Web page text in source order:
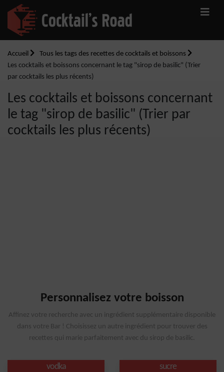
Accueil
Tous les tags des recettes de cocktails et boissons
Les cocktails et boissons concernant le tag "sirop de basilic" (Trier
par cocktails les plus récents)
Les cocktails et boissons concernant
le tag "sirop de basilic" (Trier par
cocktails les plus récents)
Personnalisez votre boisson
Affinez votre recherche avec un ingrédient supplémentaire disponible
dans votre Bar ! Choisissez un autre ingrédient pour trouver des
recettes qui marie parfaitement avec du sirop de basilic.
vodka sucre